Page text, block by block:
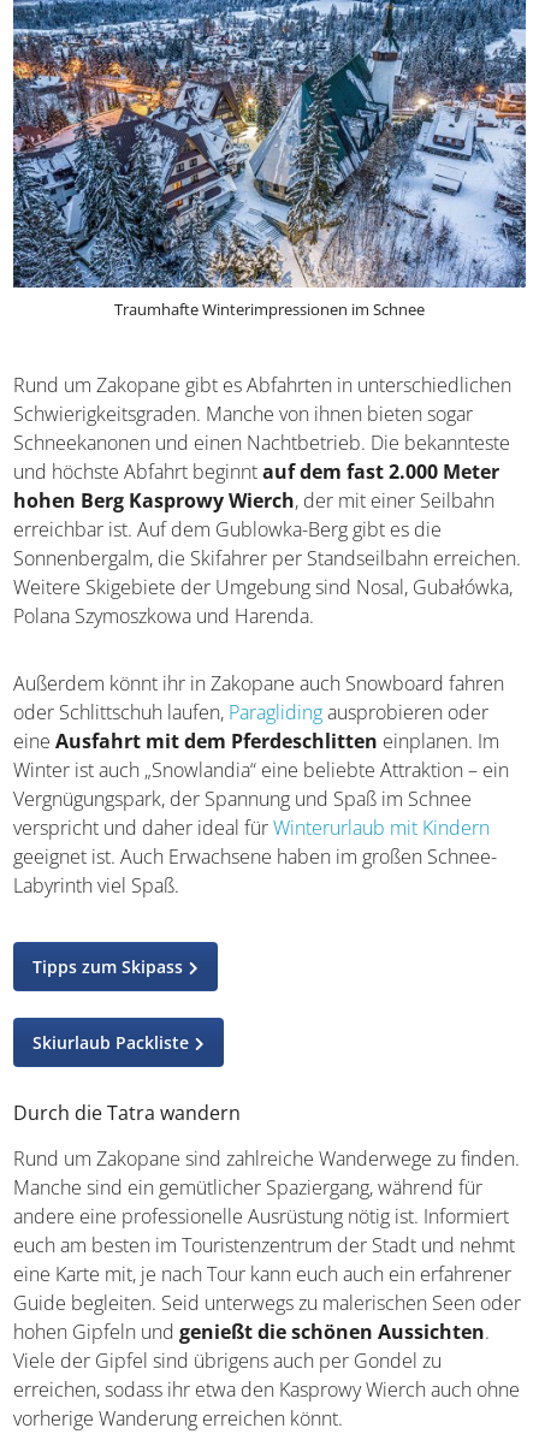
Traumhafte Winterimpressionen im Schnee
Rund um Zakopane gibt es Abfahrten in unterschiedlichen
Schwierigkeitsgraden. Manche von ihnen bieten sogar
Schneekanonen und einen Nachtbetrieb. Die bekannteste
und höchste Abfahrt beginntauf dem fast 2.000 Meter
hohen Berg Kasprowy Wierch, der mit einer Seilbahn
erreichbar ist. Auf dem Gublowka-Berg gibt es die
Sonnenbergalm, die Skifahrer per Standseilbahn erreichen.
Weitere Skigebiete der Umgebung sind Nosal, Gubałówka,
Polana Szymoszkowa und Harenda.
Außerdem könnt ihr in Zakopane auch Snowboard fahren
oder Schlittschuh laufen, Paraglidingausprobieren oder
eineAusfahrt mit dem Pferdeschlitten einplanen. Im
Winter ist auch „Snowlandia“ eine beliebte Attraktion – ein
Vergnügungspark, der Spannung und Spaß im Schnee
verspricht und daher ideal fürWinterurlaub mit Kindern
geeignet ist. Auch Erwachsene haben im großen Schnee-
Labyrinth viel Spaß.
Tipps zum Skipass
Skiurlaub Packliste
Durch die Tatra wandern
Rund um Zakopane sind zahlreiche Wanderwege zu finden.
Manche sind ein gemütlicher Spaziergang, während für
andere eine professionelle Ausrüstung nötig ist. Informiert
euch am besten im Touristenzentrum der Stadt und nehmt
eine Karte mit, je nach Tour kann euch auch ein erfahrener
Guide begleiten. Seid unterwegs zu malerischen Seen oder
hohen Gipfeln undgenießt die schönen Aussichten.
Viele der Gipfel sind übrigens auch per Gondel zu
erreichen, sodass ihr etwa den Kasprowy Wierch auch ohne
vorherige Wanderung erreichen könnt.